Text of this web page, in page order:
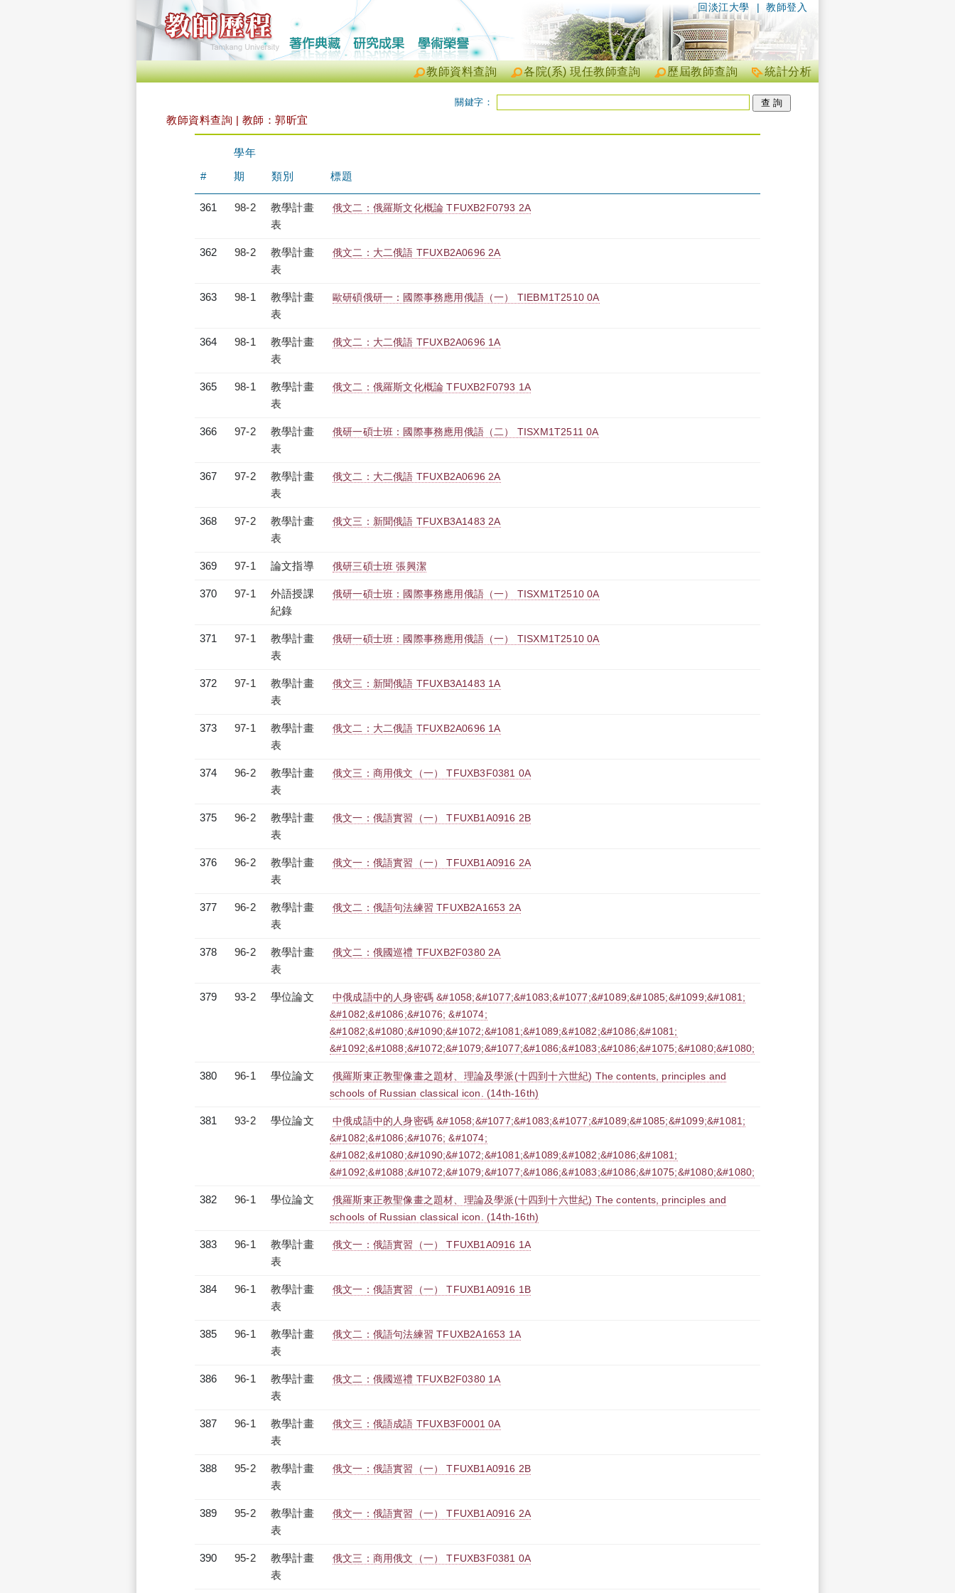
| 教師登入
回淡江大學
統計分析
歷屆教師查詢
各院(系) 現任教師查詢
教師資料查詢
關鍵字：
教師資料查詢 | 教師：郭昕宜
#
學年
期
類別 標題
361 98-2
教學計畫
表
俄文二：俄羅斯文化概論 TFUXB2F0793 2A
362 98-2
教學計畫
表
俄文二：大二俄語 TFUXB2A0696 2A
363 98-1
教學計畫
表
歐研碩俄研一：國際事務應用俄語（一） TIEBM1T2510 0A
364 98-1
教學計畫
表
俄文二：大二俄語 TFUXB2A0696 1A
365 98-1
教學計畫
表
俄文二：俄羅斯文化概論 TFUXB2F0793 1A
366 97-2
教學計畫
表
俄研一碩士班：國際事務應用俄語（二） TISXM1T2511 0A
367 97-2
教學計畫
表
俄文二：大二俄語 TFUXB2A0696 2A
368 97-2
教學計畫
表
俄文三：新聞俄語 TFUXB3A1483 2A
369 97-1 論文指導 俄研三碩士班 張興潔
370 97-1
外語授課
紀錄
俄研一碩士班：國際事務應用俄語（一） TISXM1T2510 0A
371 97-1
教學計畫
表
俄研一碩士班：國際事務應用俄語（一） TISXM1T2510 0A
372 97-1
教學計畫
表
俄文三：新聞俄語 TFUXB3A1483 1A
373 97-1
教學計畫
表
俄文二：大二俄語 TFUXB2A0696 1A
374 96-2
教學計畫
表
俄文三：商用俄文（一） TFUXB3F0381 0A
375 96-2
教學計畫
表
俄文一：俄語實習（一） TFUXB1A0916 2B
376 96-2
教學計畫
表
俄文一：俄語實習（一） TFUXB1A0916 2A
377 96-2
教學計畫
表
俄文二：俄語句法練習 TFUXB2A1653 2A
378 96-2
教學計畫
表
俄文二：俄國巡禮 TFUXB2F0380 2A
379 93-2 學位論文
中俄成語中的人身密碼 &#1058;&#1077;&#1083;&#1077;&#1089;&#1085;&#1099;&#1081;
&#1082;&#1086;&#1076; &#1074;
&#1082;&#1080;&#1090;&#1072;&#1081;&#1089;&#1082;&#1086;&#1081;
&#1092;&#1088;&#1072;&#1079;&#1077;&#1086;&#1083;&#1086;&#1075;&#1080;&#1080;
380 96-1 學位論文
俄羅斯東正教聖像畫之題材、理論及學派(十四到十六世紀) The contents, principles and
schools of Russian classical icon. (14th-16th)
381 93-2 學位論文
中俄成語中的人身密碼 &#1058;&#1077;&#1083;&#1077;&#1089;&#1085;&#1099;&#1081;
&#1082;&#1086;&#1076; &#1074;
&#1082;&#1080;&#1090;&#1072;&#1081;&#1089;&#1082;&#1086;&#1081;
&#1092;&#1088;&#1072;&#1079;&#1077;&#1086;&#1083;&#1086;&#1075;&#1080;&#1080;
382 96-1 學位論文
俄羅斯東正教聖像畫之題材、理論及學派(十四到十六世紀) The contents, principles and
schools of Russian classical icon. (14th-16th)
383 96-1
教學計畫
表
俄文一：俄語實習（一） TFUXB1A0916 1A
384 96-1
教學計畫
表
俄文一：俄語實習（一） TFUXB1A0916 1B
385 96-1
教學計畫
表
俄文二：俄語句法練習 TFUXB2A1653 1A
386 96-1
教學計畫
表
俄文二：俄國巡禮 TFUXB2F0380 1A
387 96-1
教學計畫
表
俄文三：俄語成語 TFUXB3F0001 0A
388 95-2
教學計畫
表
俄文一：俄語實習（一） TFUXB1A0916 2B
389 95-2
教學計畫
表
俄文一：俄語實習（一） TFUXB1A0916 2A
390 95-2
教學計畫
表
俄文三：商用俄文（一） TFUXB3F0381 0A